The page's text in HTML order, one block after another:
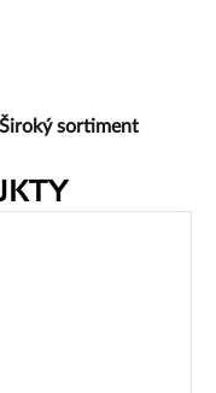
Široký sortiment